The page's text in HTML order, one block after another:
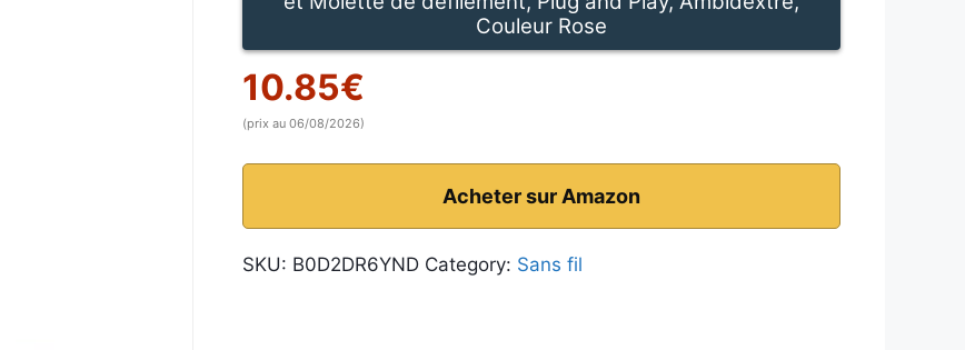
Couleur Rose
10.85€
(prix au 06/08/2026)
Acheter sur Amazon
SKU: B0D2DR6YND Category: Sans fil